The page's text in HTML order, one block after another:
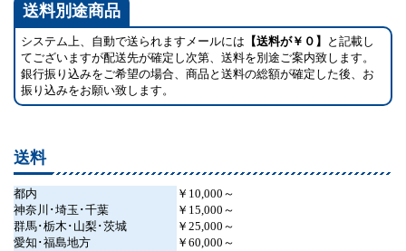
送料別途商品
システム上、自動で送られますメールには 【送料が￥０】
と記載し
てございますが配送先が確定し次第、送料を別途ご案内致します。
銀行振り込みをご希望の場合、商品と送料の総額が確定した後、お
振り込みをお願い致します。
送料
都内
￥10,000～
神奈川･埼玉･千葉
￥15,000～
群馬･栃木･山梨･茨城
￥25,000～
愛知･福島地方
￥60,000～